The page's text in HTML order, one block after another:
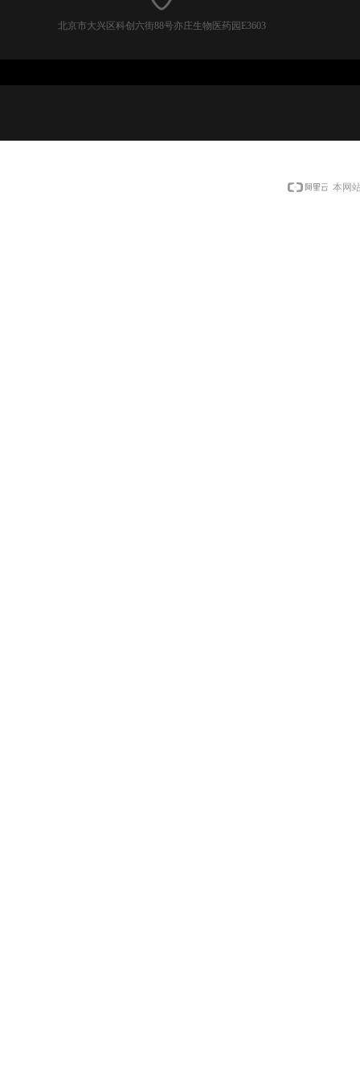
北京市大兴区科创六街88号亦庄生物医药园E3603
本网